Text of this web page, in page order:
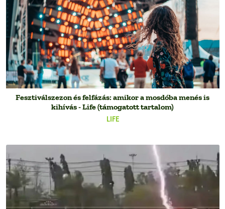
LIFE
Fesztiválszezon és felfázás: amikor a mosdóba menés is
kihívás - Life (támogatott tartalom)